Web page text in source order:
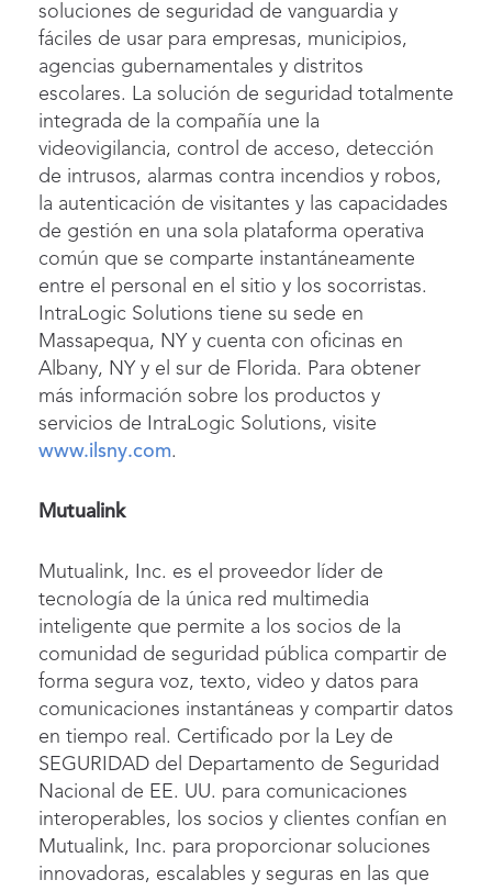
soluciones de seguridad de vanguardia y
fáciles de usar para empresas, municipios,
agencias gubernamentales y distritos
escolares. La solución de seguridad totalmente
integrada de la compañía une la
videovigilancia, control de acceso, detección
de intrusos, alarmas contra incendios y robos,
la autenticación de visitantes y las capacidades
de gestión en una sola plataforma operativa
común que se comparte instantáneamente
entre el personal en el sitio y los socorristas.
IntraLogic Solutions tiene su sede en
Massapequa, NY y cuenta con oficinas en
Albany, NY y el sur de Florida. Para obtener
más información sobre los productos y
servicios de IntraLogic Solutions, visite
www.ilsny.com.
Mutualink
Mutualink, Inc. es el proveedor líder de
tecnología de la única red multimedia
inteligente que permite a los socios de la
comunidad de seguridad pública compartir de
forma segura voz, texto, video y datos para
comunicaciones instantáneas y compartir datos
en tiempo real. Certificado por la Ley de
SEGURIDAD del Departamento de Seguridad
Nacional de EE. UU. para comunicaciones
interoperables, los socios y clientes confían en
Mutualink, Inc. para proporcionar soluciones
innovadoras, escalables y seguras en las que